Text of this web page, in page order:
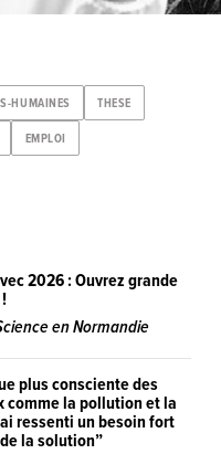
HUMAINES THESE
EMPLOI
2026 : Ouvrez grande
en Normandie
plus consciente des
comme la pollution et la
ressenti un besoin fort
la solution”